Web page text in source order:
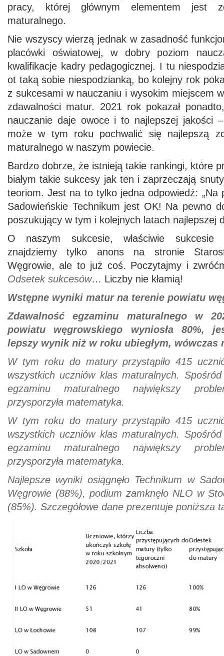
pracy, której głównym elementem jest
maturalnego.
Nie wszyscy wierzą jednak w zasadność
placówki oświatowej, w dobry poziom
kwalifikacje kadry pedagogicznej. I tu
ot taką sobie niespodzianką, bo kolejny rok
z sukcesami w nauczaniu i wysokim miejscem
zdawalności matur. 2021 rok pokazał
nauczanie daje owoce i to najlepszej jakości
może w tym roku pochwalić się najlepszą
maturalnego w naszym powiecie.
Bardzo dobrze, że istnieją takie rankingi, które
białym takie sukcesy jak ten i zaprzeczają
teoriom. Jest na to tylko jedna odpowiedź: „Na
Sadowieńskie Technikum jest OK! Na pewno
poszukujący w tym i kolejnych latach najlepszej
O naszym sukcesie, właściwie sukcesie
znajdziemy tylko anons na stronie
Węgrowie, ale to już coś. Poczytajmy i
Odsetek sukcesów… Liczby nie kłamią!
Wstępne wyniki matur na terenie powiatu
Zdawalność egzaminu maturalnego w
powiatu węgrowskiego wyniosła 80%,
lepszy wynik niż w roku ubiegłym, wówczas
W tym roku do matury przystąpiło 415
wszystkich uczniów klas maturalnych.
egzaminu maturalnego największy
przysporzyła matematyka.
W tym roku do matury przystąpiło 415
wszystkich uczniów klas maturalnych.
egzaminu maturalnego największy
przysporzyła matematyka.
Najlepsze wyniki osiągnęło Technikum w
Węgrowie (88%), podium zamknęło NLO w
(85%). Szczegółowe dane prezentuje poniższa